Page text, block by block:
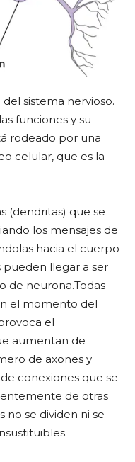
sistema nervioso.
funciones y su
rodeado por una
celular, que es la
(dendritas) que se
los mensajes de
hacia el cuerpo
llegar a ser
de neurona.Todas
el momento del
el
aumentan de
de axones y
conexiones que se
de otras
no se dividen ni se